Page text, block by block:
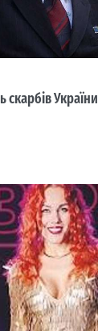
скарбів України